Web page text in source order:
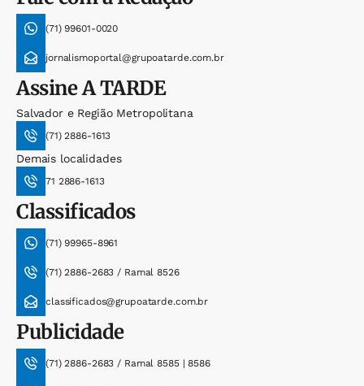
(71) 99601-0020
jornalismoportal@grupoatarde.com.br
AssineA TARDE
Salvador e Região Metropolitana
(71) 2886-1613
Demais localidades
71 2886-1613
Classificados
(71) 99965-8961
(71) 2886-2683 / Ramal 8526
classificados@grupoatarde.com.br
Publicidade
(71) 2886-2683 / Ramal 8585 | 8586